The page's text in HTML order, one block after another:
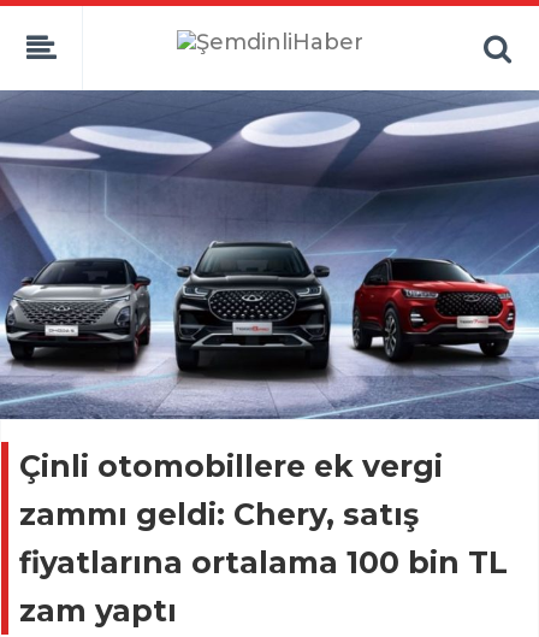
Çinli otomobillere ek vergi
zammı geldi: Chery, satış
fiyatlarına ortalama 100 bin TL
zam yaptı